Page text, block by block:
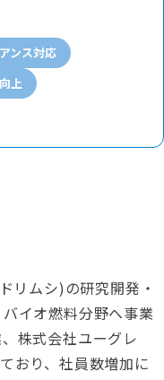
ンス対応
上
リムシ)の研究開発・
イオ燃料分野へ事業
株式会社ユーグレ
おり、社員数増加に